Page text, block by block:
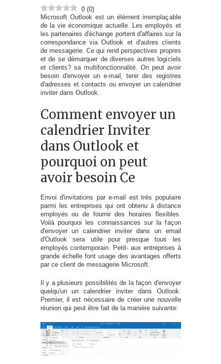
0 (0)
Microsoft Outlook est un élément irremplaçable
de la vie économique actuelle. Les employés et
les partenaires d'échange portent d'affaires sur la
correspondance via Outlook et d'autres clients
de messagerie. Ce qui rend perspectives propres
et de se démarquer de diverses autres logiciels
et clients? sa multifonctionnalité. On peut avoir
besoin d'envoyer un e-mail, tenir des registres
d'adresses et contacts ou envoyer un calendrier
inviter dans Outlook.
Comment envoyer un
calendrier Inviter
dans Outlook et
pourquoi on peut
avoir besoin Ce
Envoi d'invitations par e-mail est très populaire
parmi les entreprises qui ont obtenu à distance
employés ou de fournir des horaires flexibles.
Voilà pourquoi les connaissances sur la façon
d'envoyer un calendrier inviter dans un email
d'Outlook sera utile pour presque tous les
employés contemporain. Petit- aux entreprises à
grande échelle font usage des avantages offerts
par ce client de messagerie Microsoft.
Il y a plusieurs possibilités de la façon d'envoyer
quelqu'un un calendrier inviter dans Outlook.
Premier, il est nécessaire de créer une nouvelle
réunion qui peut être fait de la manière suivante: